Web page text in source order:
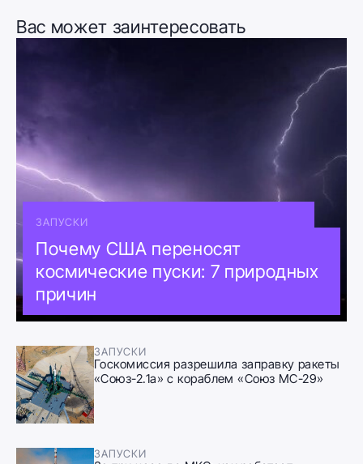
Вас может заинтересовать
ЗАПУСКИ
Почему США переносят
космические пуски: 7 природных
причин
ЗАПУСКИ
Госкомиссия разрешила заправку ракеты
«Союз-2.1а» с кораблем «Союз МС-29»
ЗАПУСКИ